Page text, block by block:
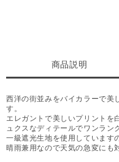
商品説明
西洋の街並みをバイカラーで美
す。
エレガントで美しいプリントを
ュクスなディテールでワンラン
一級遮光生地を使用しています
晴雨兼用なので天気の急変にも